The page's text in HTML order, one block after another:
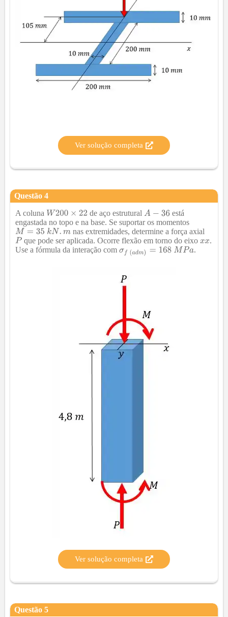
Ver solução completa
Questão 4
A coluna
de aço estrutural
está
engastada no topo e na base. Se suportar os momentos
nas extremidades, determine a força axial
que pode ser aplicada. Ocorre flexão em torno do eixo
.
Use a fórmula da interação com
.
Ver solução completa
Questão 5